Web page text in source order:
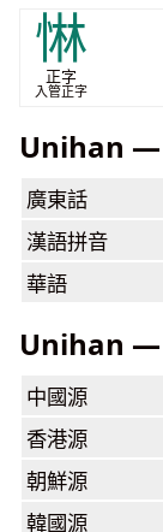
惏
正字
入管正字
Unihan —
廣東話
漢語拼音
華語
Unihan —
中國源
香港源
朝鮮源
韓國源